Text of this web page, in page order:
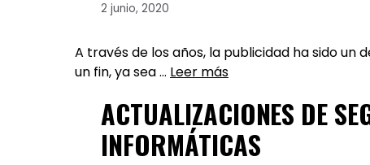
2 junio, 2020
A través de los años, la publicidad ha sido
un fin, ya sea … Leer más
ACTUALIZACIONES DE
INFORMÁTICAS